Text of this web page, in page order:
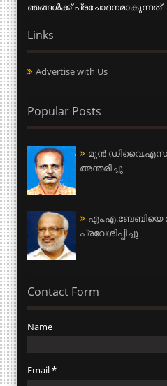
ഞങ്ങള്‍ക്ക് പ്രചോദനമാകുന്നത്
Links
Advertise with Us
Popular Posts
മുന്‍
അന്തരിച്ചു
പ്രവേശിപ്പിച്ചു
Contact Form
Name
Email*